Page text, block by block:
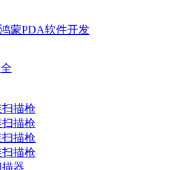
蒙PDA软件开发
描枪
描枪
描枪
描枪
器